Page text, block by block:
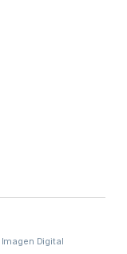
Imagen Digital